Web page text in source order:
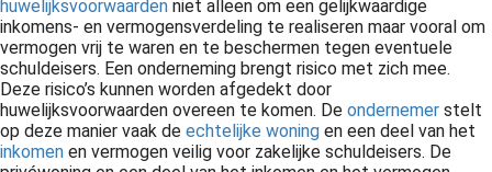
huwelijksvoorwaarden niet alleen om een gelijkwaardige
inkomens- en vermogensverdeling te realiseren maar vooral om
vermogen vrij te waren en te beschermen tegen eventuele
schuldeisers. Een onderneming brengt risico met zich mee.
Deze risico’s kunnen worden afgedekt door
huwelijksvoorwaarden overeen te komen. De ondernemer stelt
op deze manier vaak de echtelijke woning en een deel van het
inkomen en vermogen veilig voor zakelijke schuldeisers. De